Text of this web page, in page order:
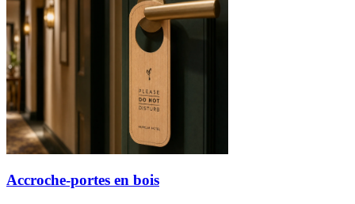
Accroche-portes en bois